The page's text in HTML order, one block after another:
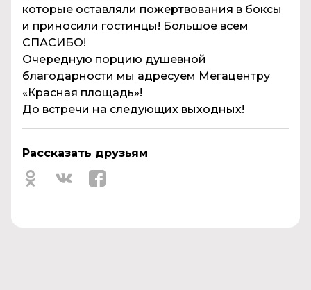
которые оставляли пожертвования в боксы
и приносили гостинцы! Большое всем
СПАСИБО!
Очередную порцию душевной
благодарности мы адресуем Мегацентру
«Красная площадь»!
До встречи на следующих выходных!
Рассказать друзьям